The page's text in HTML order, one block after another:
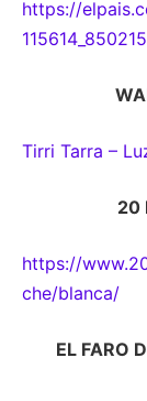
https://
Tirri Tarra –
20
https://
che/blanca/
EL FARO